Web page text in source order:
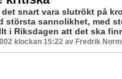
det snart vara slutrökt på
största sannolikhet, med
i Riksdagen att det ska
klockan 15:22 av Fredrik